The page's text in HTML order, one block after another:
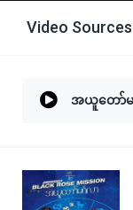
Video Sources
အယူတော်မ